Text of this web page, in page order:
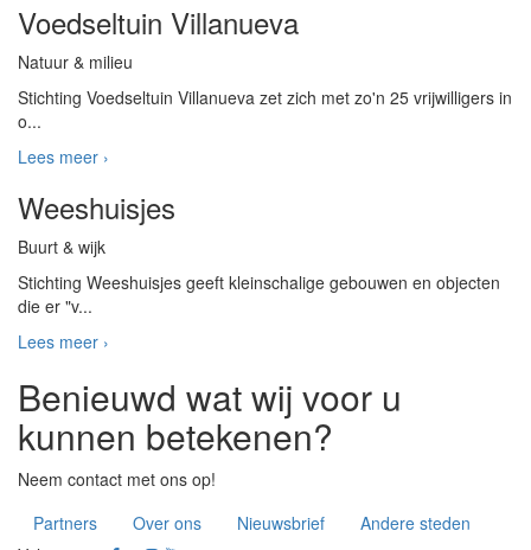
Voedseltuin Villanueva
Natuur & milieu
Stichting Voedseltuin Villanueva zet zich met zo'n 25 vrijwilligers in
o...
Lees meer ›
Weeshuisjes
Buurt & wijk
Stichting Weeshuisjes geeft kleinschalige gebouwen en objecten
die er "v...
Lees meer ›
Benieuwd wat wij voor u
kunnen betekenen?
Neem contact met ons op!
Partners
Over ons Nieuwsbrief
Andere steden